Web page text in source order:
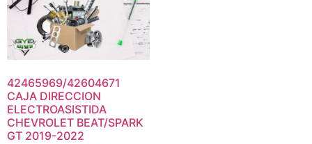
42465969/42604671
CAJA DIRECCION
ELECTROASISTIDA
CHEVROLET BEAT/SPARK
GT 2019-2022